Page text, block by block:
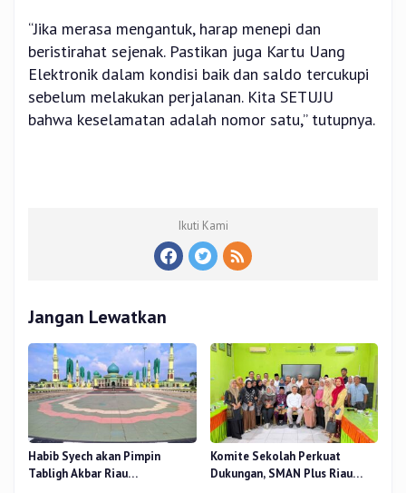
“Jika merasa mengantuk, harap menepi dan
beristirahat sejenak. Pastikan juga Kartu Uang
Elektronik dalam kondisi baik dan saldo tercukupi
sebelum melakukan perjalanan. Kita SETUJU
bahwa keselamatan adalah nomor satu,” tutupnya.
Ikuti Kami
Jangan Lewatkan
Habib Syech akan Pimpin
Tabligh Akbar Riau
Komite Sekolah Perkuat
Dukungan, SMAN Plus Riau